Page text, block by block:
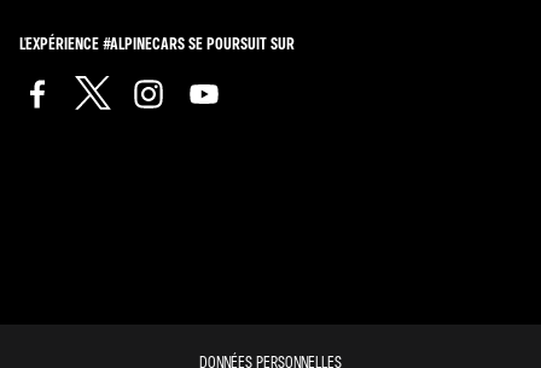
L'EXPÉRIENCE #ALPINECARS SE POURSUIT SUR
DONNÉES PERSONNELLES